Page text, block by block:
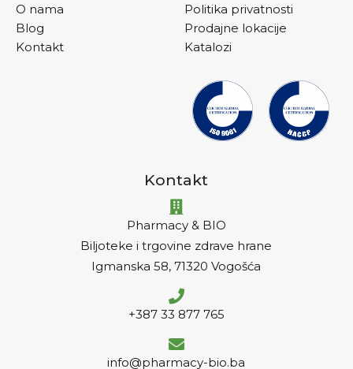
O nama
Blog
Kontakt
Politika privatnosti
Prodajne lokacije
Katalozi
Kontakt
Pharmacy & BIO
Biljoteke i trgovine zdrave hrane
Igmanska 58, 71320 Vogošća
+387 33 877 765
info@pharmacy-bio.ba